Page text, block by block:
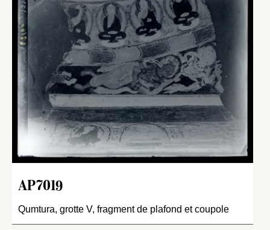
AP7019
Qumtura, grotte V, fragment de plafond et coupole